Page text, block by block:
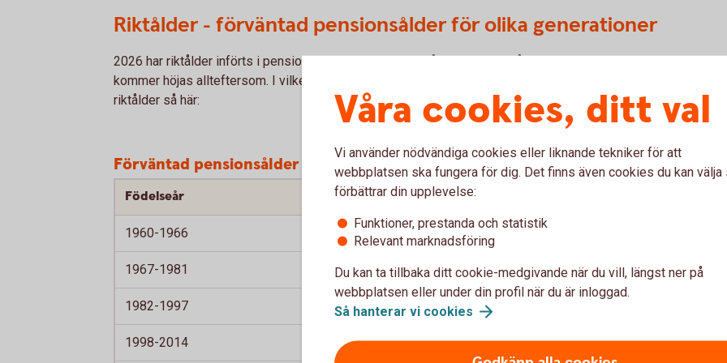
Riktålder - förväntad pensionsålder för olika generationer
2026 har riktålder införts i pensionssystemet. Pensionsåldern är nu 67 år och den
kommer höjas allteftersom. I vilken takt beslutas av riksdagen, men nu är prognosen för
riktålder så här:
Förväntad pensionsålder
Födelseår Riktålder
1960-1966 67 år
1967-1981 68 år
1982-1997 69 år
1998-2014 70 år
Våra cookies, ditt val
Vi använder nödvändiga cookies eller liknande tekniker för att
webbplatsen ska fungera för dig. Det finns även cookies du kan välja
förbättrar din upplevelse:
Funktioner, prestanda och statistik
Relevant marknadsföring
Du kan ta tillbaka ditt cookie-medgivande när du vill, längst ner på
webbplatsen eller under din profil när du är inloggad.
Så hanterar vi cookies